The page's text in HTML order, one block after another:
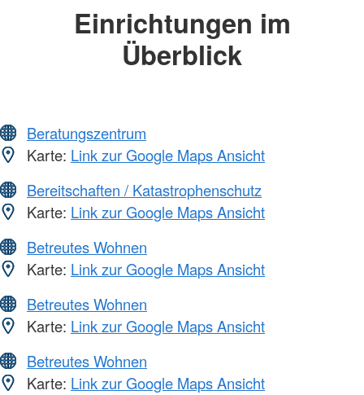
Einrichtungen im
Überblick
Beratungszentrum
Karte: Link zur Google Maps Ansicht
Bereitschaften / Katastrophenschutz
Karte: Link zur Google Maps Ansicht
Betreutes Wohnen
Karte: Link zur Google Maps Ansicht
Betreutes Wohnen
Karte: Link zur Google Maps Ansicht
Betreutes Wohnen
Karte: Link zur Google Maps Ansicht